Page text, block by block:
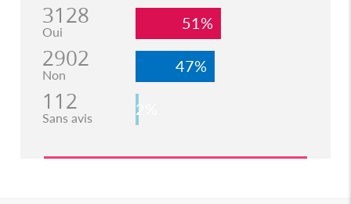
3128
Oui 51%
2902
Non 47%
112
Sans avis 2%